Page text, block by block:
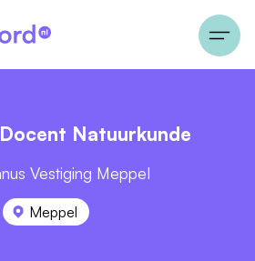
Natuurkunde
Vestiging Meppel
Meppel